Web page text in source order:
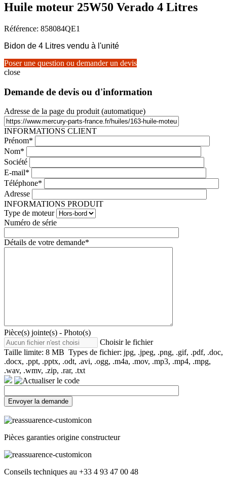
Huile moteur 25W50 Verado 4 Litres
Référence: 858084QE1
Bidon de 4 Litres vendu à l'unité
Poser une question ou demander un devis
close
Demande de devis ou d'information
Adresse de la page du produit (automatique)
INFORMATIONS CLIENT
Prénom*
Nom*
Société
E-mail*
Téléphone*
Adresse
INFORMATIONS PRODUIT
Type de moteur
Numéro de série
Détails de votre demande*
Pièce(s) jointe(s) - Photo(s)
Choisir le fichier
Taille limite: 8 MB Types de fichier: jpg, .jpeg, .png, .gif, .pdf, .doc,
.docx, .ppt, .pptx, .odt, .avi, .ogg, .m4a, .mov, .mp3, .mp4, .mpg,
.wav, .wmv, .zip, .rar, .txt
Pièces garanties origine constructeur
Conseils techniques au +33 4 93 47 00 48